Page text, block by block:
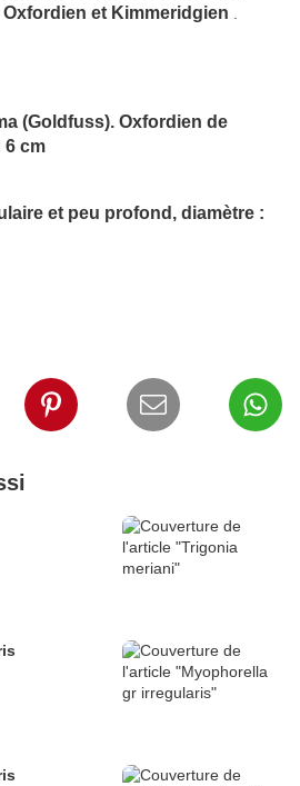
Oxfordien et Kimmeridgien
(Goldfuss). Oxfordien de
6 cm
et peu profond, diamètre :